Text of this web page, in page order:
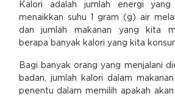
Kalori adalah jumlah energi yang
menaikkan suhu 1 gram (g) air
dan jumlah makanan yang kita
berapa banyak kalori yang kita
Bagi banyak orang yang menjalani
badan, jumlah kalori dalam
penentu dalam memilih apakah